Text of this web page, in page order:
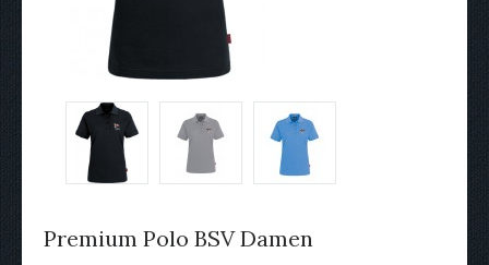
Premium Polo BSV Damen